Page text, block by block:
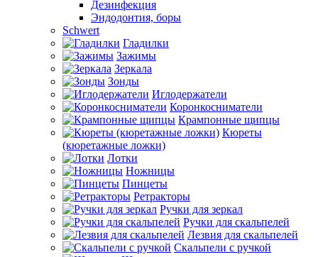
Дезинфекция
Эндодонтия, боры
Schwert
Гладилки
Зажимы
Зеркала
Зонды
Иглодержатели
Коронкосниматели
Крампонные щипцы
Кюреты
(кюретажные ложки)
Лотки
Ножницы
Пинцеты
Ретракторы
Ручки для зеркал
Ручки для скальпелей
Лезвия для скальпелей
Скальпели с ручкой